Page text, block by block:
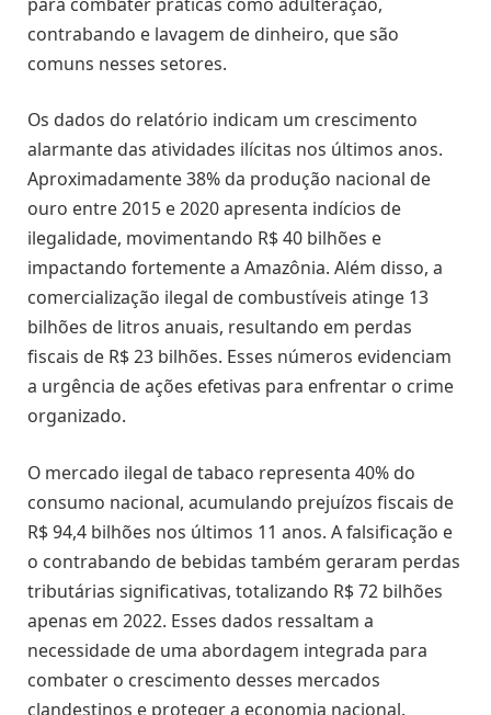
contrabando e lavagem de dinheiro, que são
comuns nesses setores.
Os dados do relatório indicam um crescimento
alarmante das atividades ilícitas nos últimos anos.
Aproximadamente 38% da produção nacional de
ouro entre 2015 e 2020 apresenta indícios de
ilegalidade, movimentando R$ 40 bilhões e
impactando fortemente a Amazônia. Além disso, a
comercialização ilegal de combustíveis atinge 13
bilhões de litros anuais, resultando em perdas
fiscais de R$ 23 bilhões. Esses números evidenciam
a urgência de ações efetivas para enfrentar o crime
organizado.
O mercado ilegal de tabaco representa 40% do
consumo nacional, acumulando prejuízos fiscais de
R$ 94,4 bilhões nos últimos 11 anos. A falsificação e
o contrabando de bebidas também geraram perdas
tributárias significativas, totalizando R$ 72 bilhões
apenas em 2022. Esses dados ressaltam a
necessidade de uma abordagem integrada para
combater o crescimento desses mercados
clandestinos e proteger a economia nacional.